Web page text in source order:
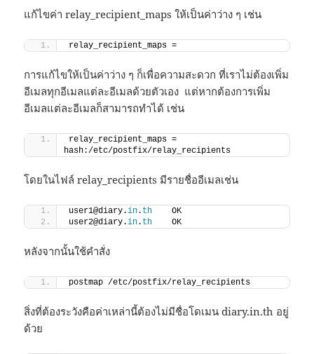
แก้ไขค่า relay_recipient_maps ให้เป็นค่าว่าง ๆ เช่น
relay_recipient_maps =
การแก้ไขให้เป็นค่าว่าง ๆ ก็เพื่อความสะดวก ที่เราไม่ต้องเพิ่ม
อีเมลทุกอีเมลแต่ละอีเมลด้วยตัวเอง แต่หากต้องการเพิ่ม
อีเมลแต่ละอีเมลก็สามารถทำได้ เช่น
relay_recipient_maps =
hash:/etc/postfix/relay_recipients
โดยในไฟล์ relay_recipients มีรายชื่ออีเมลเช่น
user1@diary.in. th
    OK
user2@diary.in. th
    OK
หลังจากนั้นใช้คำสั่ง
postmap /etc/postfix/relay_recipients
สิ่งที่ต้องระวังคือค่าเหล่านี้ต้องไม่มีชื่อโดเมน diary.in.th อยู่
ด้วย